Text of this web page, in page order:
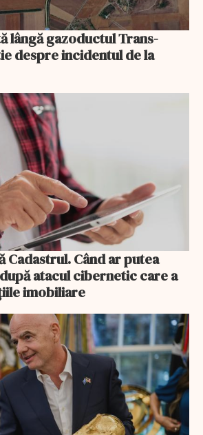
lângă gazoductul Trans-
despre incidentul de la
Cadastrul. Când ar putea
atacul cibernetic care a
imobiliare